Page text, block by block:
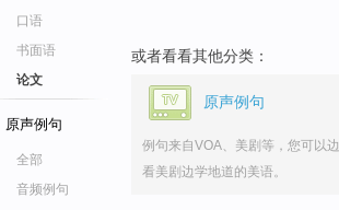
口语
书面语
论文
原声例句
全部
音频例句
或者看看其他分类：
原声例句
例句来自VOA、美剧等，您可以边
看美剧边学地道的美语。